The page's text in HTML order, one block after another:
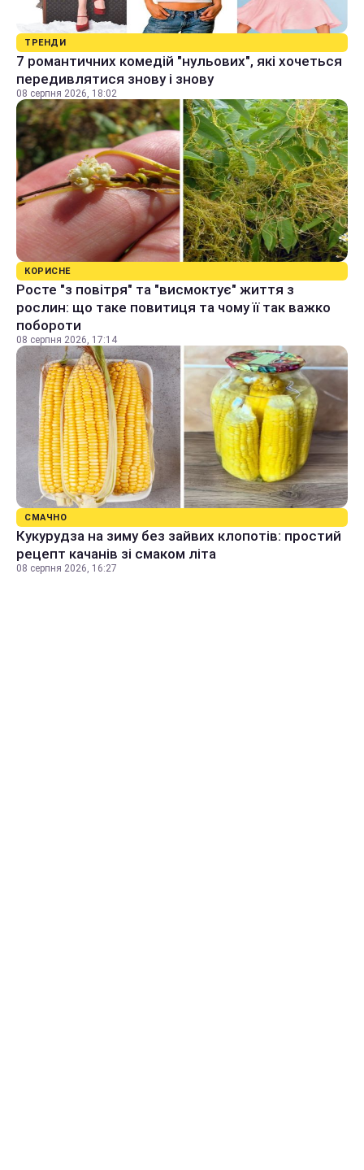
ТРЕНДИ
7 романтичних комедій "нульових", які хочеться
передивлятися знову і знову
08 серпня 2026, 18:02
КОРИСНЕ
Росте "з повітря" та "висмоктує" життя з
рослин: що таке повитиця та чому її так важко
побороти
08 серпня 2026, 17:14
СМАЧНО
Кукурудза на зиму без зайвих клопотів: простий
рецепт качанів зі смаком літа
08 серпня 2026, 16:27